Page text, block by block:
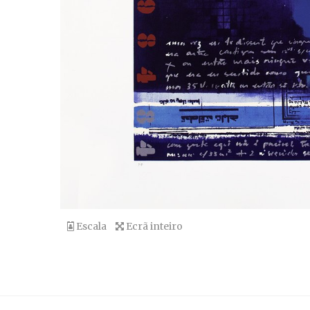
Escala Ecrã inteiro